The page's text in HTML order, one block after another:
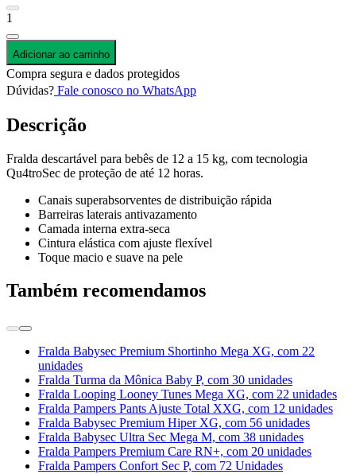
1
Adicionar ao carrinho
Compra segura e dados protegidos
Dúvidas? Fale conosco no WhatsApp
Descrição
Fralda descartável para bebês de 12 a 15 kg, com tecnologia
Qu4troSec de proteção de até 12 horas.
Canais superabsorventes de distribuição rápida
Barreiras laterais antivazamento
Camada interna extra-seca
Cintura elástica com ajuste flexível
Toque macio e suave na pele
Também recomendamos
Fralda Babysec Premium Shortinho Mega XG, com 22
unidades
Fralda Turma da Mônica Baby P, com 30 unidades
Fralda Looping Looney Tunes Mega XG, com 22 unidades
Fralda Pampers Pants Ajuste Total XXG, com 12 unidades
Fralda Babysec Premium Hiper XG, com 56 unidades
Fralda Babysec Ultra Sec Mega M, com 38 unidades
Fralda Pampers Premium Care RN+, com 20 unidades
Fralda Pampers Confort Sec P, com 72 Unidades